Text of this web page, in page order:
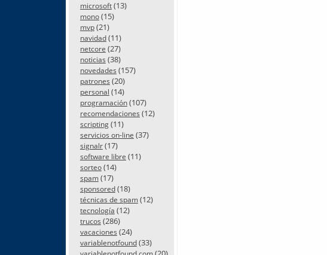
microsoft(13)
mono(15)
mvp(21)
navidad(11)
netcore (27)
noticias (38)
novedades (157)
patrones (20)
personal (14)
programación(107)
recomendaciones (12)
scripting(11)
servicios on-line (37)
signalr(17)
software libre (11)
sorteo(14)
spam(17)
sponsored(18)
técnicas de spam(12)
tecnología (12)
trucos (286)
vacaciones (24)
variablenotfound(33)